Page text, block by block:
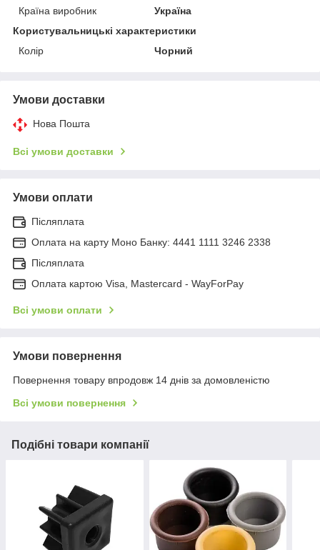
Країна виробник
Україна
Користувальницькі характеристики
Колір
Чорний
Умови доставки
Нова Пошта
Всі умови доставки
Умови оплати
Післяплата
Оплата на карту Моно Банку: 4441 1111 3246 2338
Післяплата
Оплата картою Visa, Mastercard - WayForPay
Всі умови оплати
Умови повернення
Повернення товару впродовж 14 днів за домовленістю
Всі умови повернення
Подібні товари компанії